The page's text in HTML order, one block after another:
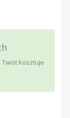
Twist kosztuje